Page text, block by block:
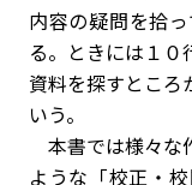
内容の疑問を拾
る。ときには１
資料を探すところ
いう。
本書では様々な
ような「校正・